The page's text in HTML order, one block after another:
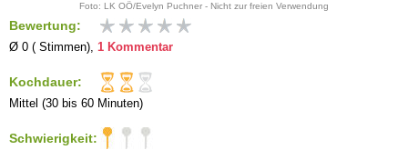
Foto: LK OÖ/Evelyn Puchner - Nicht zur freien Verwendung
Bewertung:
Ø 0 ( Stimmen), 1 Kommentar
Kochdauer:
Mittel (30 bis 60 Minuten)
Schwierigkeit: